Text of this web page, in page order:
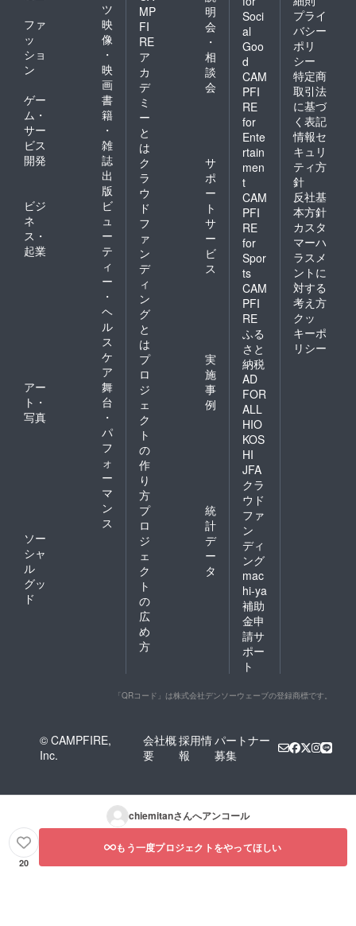
ツ
ファ
ッ
ショ
ン
映
像
・
映
画
ゲー
ム・
サー
ビス
開発
書
籍
・
雑
誌
出
版
ビジ
ネ
ス・
起業
ビ
ュ
ー
テ
ィ
ー
・
ヘ
ル
ス
ケ
ア
アー
ト・
写真
舞
台
・
パ
フ
ォ
ー
マ
ン
ス
ソー
シャ
ル
グッ
ド
MP
FI
RE
ア
カ
デ
ミ
ー
と
は
明
会
・
相
談
会
ク
ラ
ウ
ド
フ
ァ
ン
デ
ィ
ン
グ
と
は
サ
ポ
ー
ト
サ
ー
ビ
ス
プ
ロ
ジ
ェ
ク
ト
の
作
り
方
実
施
事
例
プ
ロ
ジ
ェ
ク
ト
の
広
め
方
統
計
デ
ー
タ
Soci
al
Goo
d
CAM
PFI
RE
for
Ente
rtain
men
t
CAM
PFI
RE
for
Spor
ts
CAM
PFI
RE
ふる
さと
納税
AD
FOR
ALL
HIO
KOS
HI
JFA
クラ
ウド
ファ
ン
ディ
ング
mac
hi-ya
補助
金申
請サ
ポー
ト
プライ
バシー
ポリ
シー
特定商
取引法
に基づ
く表記
情報セ
キュリ
ティ方
針
反社基
本方針
カスタ
マーハ
ラスメ
ントに
対する
考え方
クッ
キーポ
リシー
「QRコード」は株式会社デンソーウェーブの登録商標です。
© CAMPFIRE,
Inc.
会社概
要
採用情
報
パートナー
募集
chiemitanさんへアンコール
20
もう一度プロジェクトをやってほしい